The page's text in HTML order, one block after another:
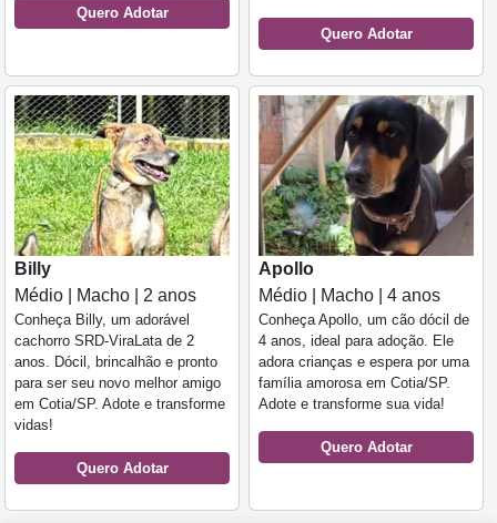
Quero Adotar
Quero Adotar
Billy
Médio | Macho | 2 anos
Conheça Billy, um adorável
cachorro SRD-ViraLata de 2
anos. Dócil, brincalhão e pronto
para ser seu novo melhor amigo
em Cotia/SP. Adote e transforme
vidas!
Quero Adotar
Apollo
Médio | Macho | 4 anos
Conheça Apollo, um cão dócil de
4 anos, ideal para adoção. Ele
adora crianças e espera por uma
família amorosa em Cotia/SP.
Adote e transforme sua vida!
Quero Adotar